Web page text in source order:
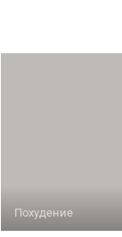
Похудение